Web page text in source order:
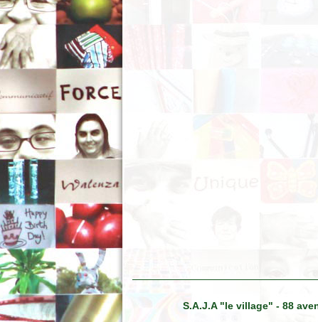
S.A.J.A "le village" - 88